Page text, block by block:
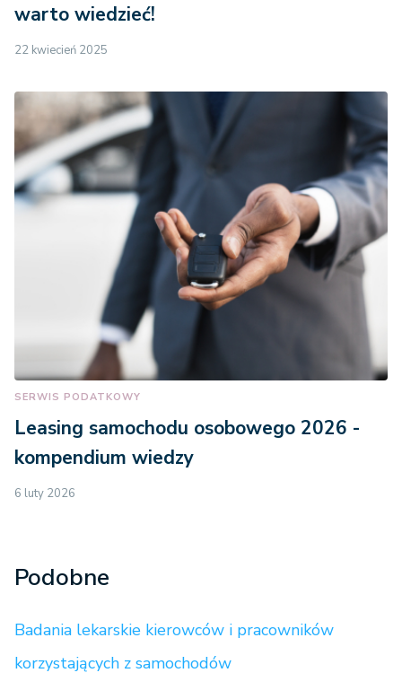
warto wiedzieć!
22 kwiecień 2025
SERWIS PODATKOWY
Leasing samochodu osobowego 2026 -
kompendium wiedzy
6 luty 2026
Podobne
Badania lekarskie kierowców i pracowników
korzystających z samochodów